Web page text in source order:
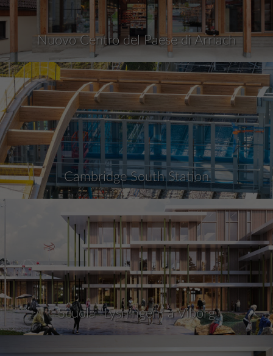
Nuovo Centro del Paese di Arriach
Cambridge South Station
Scuola "Lysningen" a Viborg